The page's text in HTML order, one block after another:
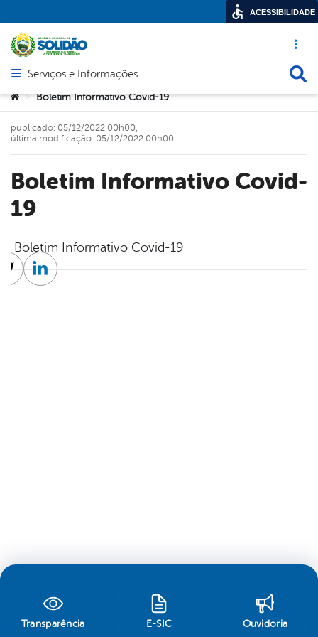
Acesso
Abrir menu principal de navegação
Serviços e Informações
Você está aqui:
> Boletim Informativo Covid-19
Boletim Informativo Covid-
19
publicado: 05/12/2022 00h00,
última modificação: 05/12/2022 00h00
Boletim Informativo Covid-19
TwitterLinkedin
Transparência E-SIC Ouvidoria
ACESSIBILIDADE